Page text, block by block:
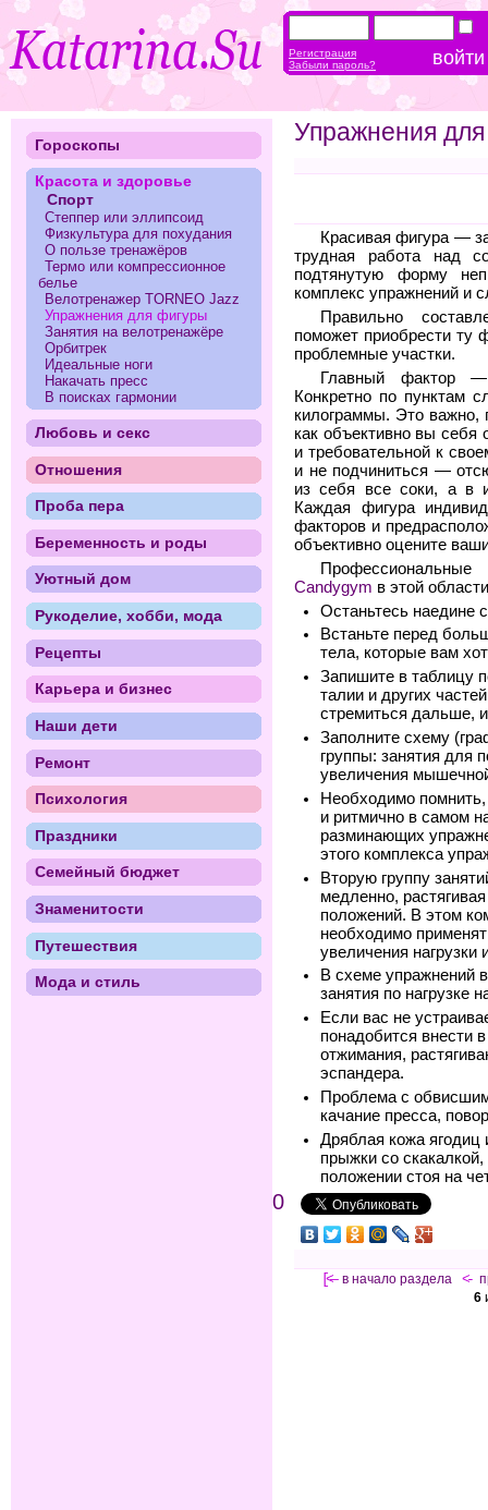
Упражнения
Красивая фигура —
трудная работа над
подтянутую форму
комплекс упражнений и
Правильно
поможет приобрести ту
проблемные участки.
Главный фактор —
Конкретно по пунктам
килограммы. Это важно,
как объективно вы себя
и требовательной к
и не подчиниться —
из себя все соки, а в
Каждая фигура
факторов и
объективно оцените
Candygym в этой
Останьтесь наедине
Встаньте перед
тела, которые вам
Запишите в таблицу
талии и других
стремиться дальше,
Заполните схему
группы: занятия для
увеличения
Необходимо
и ритмично в самом
разминающих
этого комплекса
Вторую группу
медленно,
положений. В этом
необходимо
увеличения
В схеме упражнений
занятия по нагрузке
Если вас не
понадобится внести
отжимания,
эспандера.
Проблема с
качание пресса,
Дряблая кожа ягодиц
прыжки со
положении стоя на
0
[<— в начало раздела <-
6
Гороскопы
Красота и здоровье
Спорт
Степпер или эллипсоид
Физкультура для похудания
О пользе тренажёров
Термо или компрессионное
белье
Велотренажер TORNEO Jazz
Упражнения для фигуры
Занятия на велотренажёре
Орбитрек
Идеальные ноги
Накачать пресс
В поисках гармонии
Любовь и секс
Отношения
Проба пера
Беременность и роды
Уютный дом
Рукоделие, хобби, мода
Рецепты
Карьера и бизнес
Наши дети
Ремонт
Психология
Праздники
Семейный бюджет
Знаменитости
Путешествия
Мода и стиль
Регистрация
Забыли пароль?